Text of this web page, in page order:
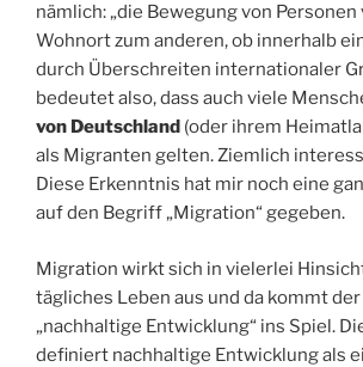
nämlich: „die Bewegung von Personen
Wohnort zum anderen, ob innerhalb
durch Überschreiten internationaler
bedeutet also, dass auch viele
von Deutschland (oder ihrem
als Migranten gelten. Ziemlich
Diese Erkenntnis hat mir noch eine
auf den Begriff „Migration“ gegeben.
Migration wirkt sich in vielerlei
tägliches Leben aus und da kommt
„nachhaltige Entwicklung“ ins Spiel.
definiert nachhaltige Entwicklung als